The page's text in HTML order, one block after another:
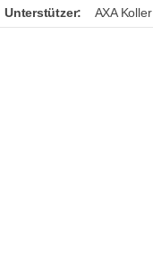
Unterstützer: AXA Koller